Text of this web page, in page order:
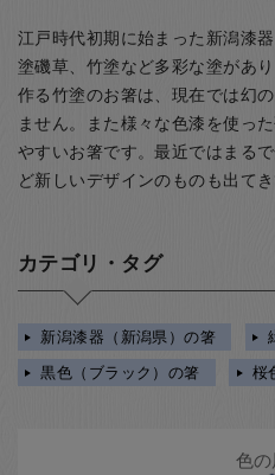
江戸時代初期に始まった新潟漆
塗磯草、竹塗など多彩な塗があ
作る竹塗のお箸は、現在では幻
ません。また様々な色漆を使っ
やすいお箸です。最近ではまる
ど新しいデザインのものも出てき
カテゴリ・タグ
新潟漆器（新潟県）の箸
黒色（ブラック）の箸
桜